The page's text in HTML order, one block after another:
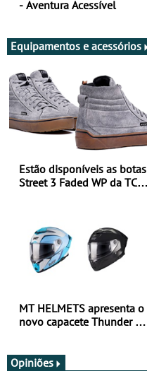
- Aventura Acessível
Equipamentos e acessórios
Estão disponíveis as botas
Street 3 Faded WP da TCX
MT HELMETS apresenta o
novo capacete Thunder 4 R
Opiniões